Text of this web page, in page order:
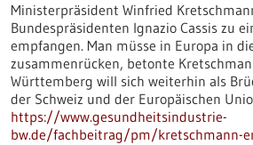
Ministerpräsident Winfried
Bundespräsidenten Ignazio Cassis zu
empfangen. Man müsse in Europa in
zusammenrücken, betonte
Württemberg will sich weiterhin als
der Schweiz und der Europäischen
https://www.gesundheitsindustrie-
bw.de/fachbeitrag/pm/kretschmann-